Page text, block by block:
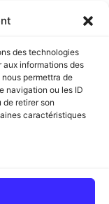
des technologies
informations des
permettra de
navigation ou les ID
de retirer son
caractéristiques
Article suivant